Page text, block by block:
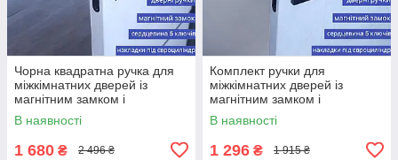
Чорна квадратна ручка для
міжкімнатних дверей із
магнітним замком і
циліндром 5 ключіTRION
RADIANT Z-49 Black
В наявності
1 680 ₴ 2 496 ₴
Комплект ручки для
міжкімнатних дверей із
магнітним замком і
циліндром у чорному кольорі
TRION GRECO AL-49 Black
В наявності
1 296 ₴ 1 915 ₴